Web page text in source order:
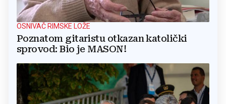
OSNIVAČ RIMSKE LOŽE
Poznatom gitaristu otkazan katolički
sprovod: Bio je MASON!